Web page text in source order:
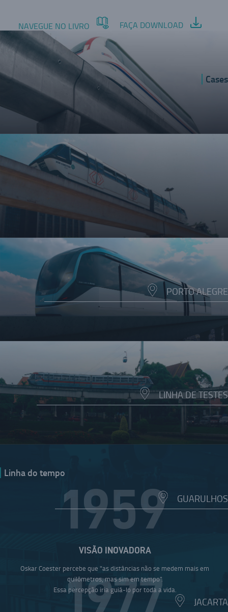
NAVEGUE NO LIVRO FAÇA DOWNLOAD
Cases
PORTO ALEGRE
LINHA DE TESTES
GUARULHOS
JACARTA
Linha do tempo
1959
VISÃO INOVADORA
Oskar Coester percebe que "as distâncias não se medem mais em
quilômetros, mas sim em tempo".
Essa percepção iria guiá-lo por toda a vida.
1977